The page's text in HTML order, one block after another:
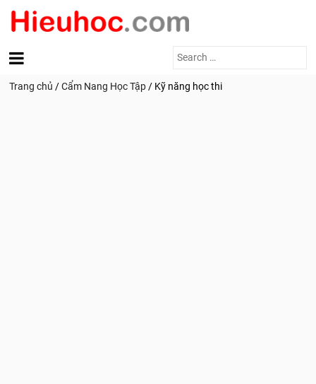
Search
Trang chủ /Cẩm Nang Học Tập / Kỹ năng học thi